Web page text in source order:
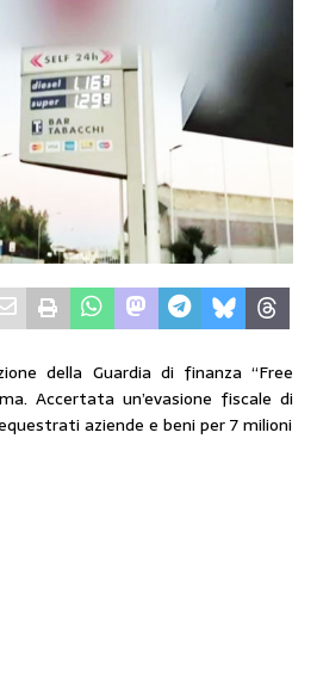
della Guardia di finanza “Free
Accertata un’evasione fiscale di
aziende e beni per 7 milioni